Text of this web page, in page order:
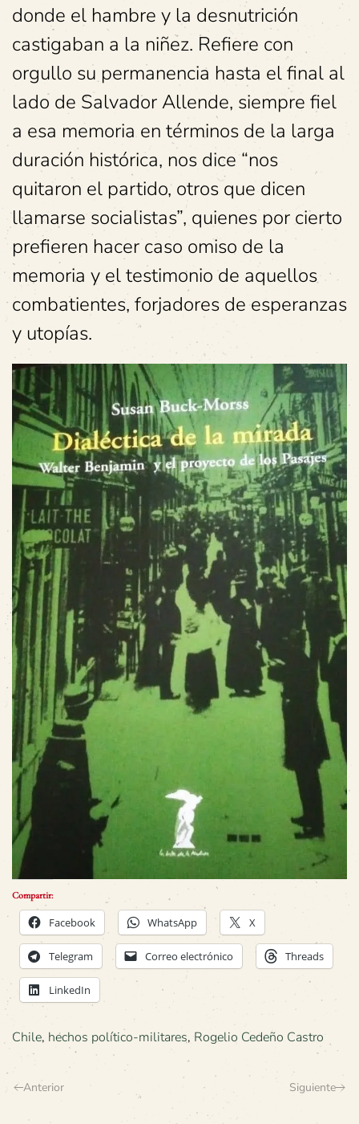
donde el hambre y la desnutrición
castigaban a la niñez. Refiere con
orgullo su permanencia hasta el final al
lado de Salvador Allende, siempre fiel
a esa memoria en términos de la larga
duración histórica, nos dice “nos
quitaron el partido, otros que dicen
llamarse socialistas”, quienes por cierto
prefieren hacer caso omiso de la
memoria y el testimonio de aquellos
combatientes, forjadores de esperanzas
y utopías.
Compartir:
Facebook WhatsApp X
Telegram Correo electrónico Threads
LinkedIn
Chile, hechos político-militares, Rogelio Cedeño Castro
Anterior Siguiente